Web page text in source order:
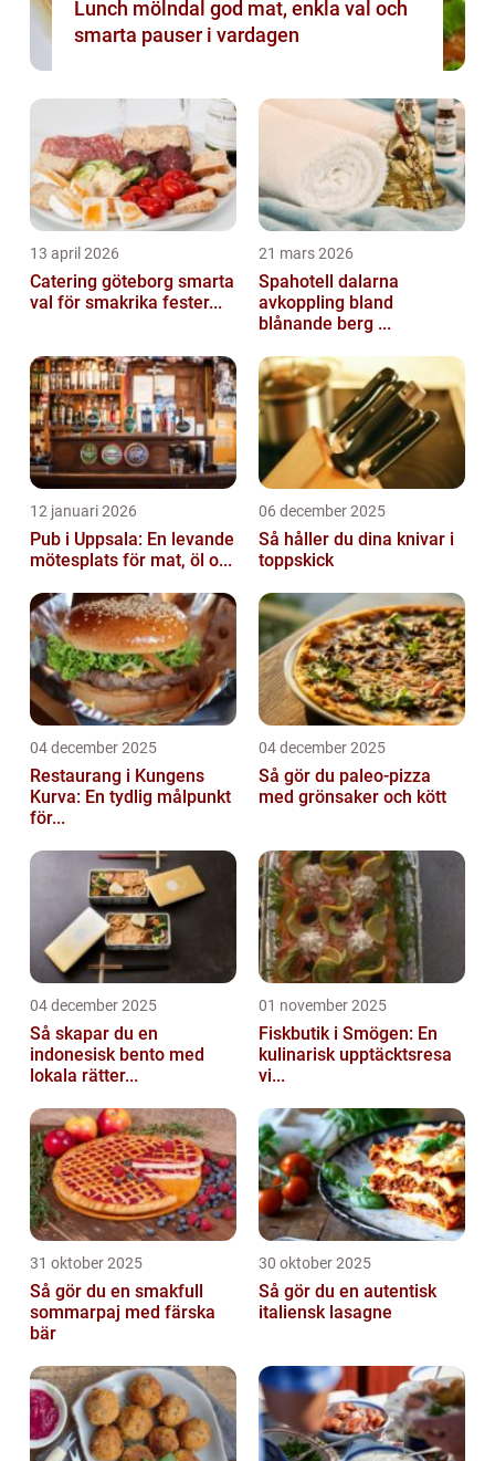
Lunch mölndal god mat, enkla val och
smarta pauser i vardagen
13 april 2026
Catering göteborg smarta
val för smakrika fester...
21 mars 2026
Spahotell dalarna
avkoppling bland
blånande berg ...
12 januari 2026
Pub i Uppsala: En levande
mötesplats för mat, öl o...
06 december 2025
Så håller du dina knivar i
toppskick
04 december 2025
Restaurang i Kungens
Kurva: En tydlig målpunkt
för...
04 december 2025
Så gör du paleo-pizza
med grönsaker och kött
04 december 2025
Så skapar du en
indonesisk bento med
lokala rätter...
01 november 2025
Fiskbutik i Smögen: En
kulinarisk upptäcktsresa
vi...
31 oktober 2025
Så gör du en smakfull
sommarpaj med färska
bär
30 oktober 2025
Så gör du en autentisk
italiensk lasagne